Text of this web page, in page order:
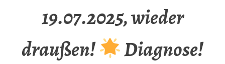
19.07.2025, wieder
draußen!
Diagnose!